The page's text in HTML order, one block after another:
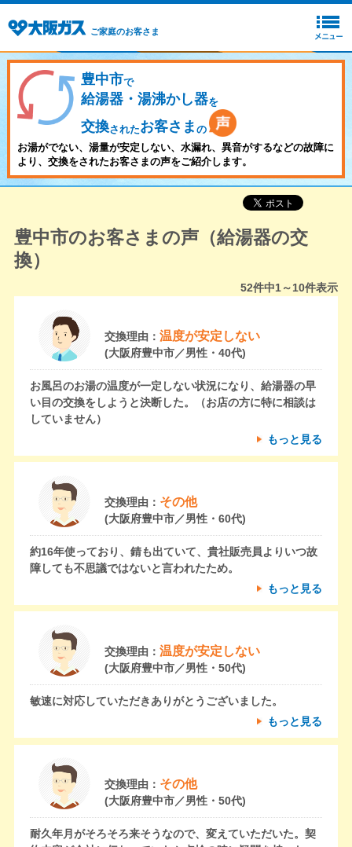
ご家庭のお客さま
豊中市で
給湯器・湯沸かし器を
交換されたお客さま の
お湯がでない、湯量が安定しない、水漏れ、異音がするなどの故障に
より、交換をされたお客さまの声をご紹介します。
豊中市のお客さまの声（給湯器の交
換）
52件中1～10件表示
交換理由： 温度が安定しない
(大阪府豊中市／男性・40代)
お風呂のお湯の温度が一定しない状況になり、給湯器の早
い目の交換をしようと決断した。（お店の方に特に相談は
していません）
もっと見る
交換理由： その他
(大阪府豊中市／男性・60代)
約16年使っており、錆も出ていて、貴社販売員よりいつ故
障しても不思議ではないと言われたため。
もっと見る
交換理由： 温度が安定しない
(大阪府豊中市／男性・50代)
敏速に対応していただきありがとうございました。
もっと見る
交換理由： その他
(大阪府豊中市／男性・50代)
耐久年月がそろそろ来そうなので、変えていただいた。契